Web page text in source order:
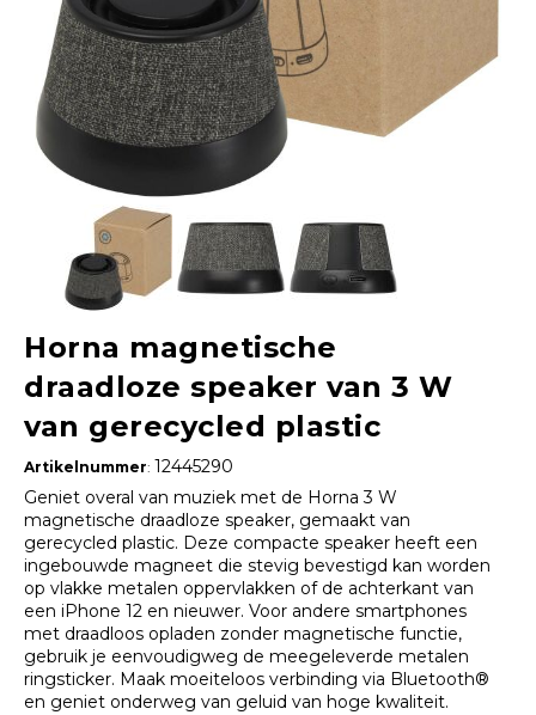
Horna magnetische
draadloze speaker van 3 W
van gerecycled plastic
Artikelnummer: 12445290
Geniet overal van muziek met de Horna 3 W
magnetische draadloze speaker, gemaakt van
gerecycled plastic. Deze compacte speaker heeft een
ingebouwde magneet die stevig bevestigd kan worden
op vlakke metalen oppervlakken of de achterkant van
een iPhone 12 en nieuwer. Voor andere smartphones
met draadloos opladen zonder magnetische functie,
gebruik je eenvoudigweg de meegeleverde metalen
ringsticker. Maak moeiteloos verbinding via Bluetooth®
en geniet onderweg van geluid van hoge kwaliteit.